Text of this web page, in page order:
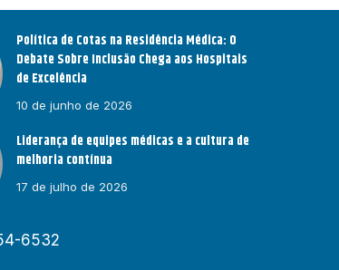
Política de Cotas na Residência Médica: O
Debate Sobre Inclusão Chega aos Hospitais
de Excelência
10 de junho de 2026
Liderança de equipes médicas e a cultura de
melhoria contínua
17 de julho de 2026
6532